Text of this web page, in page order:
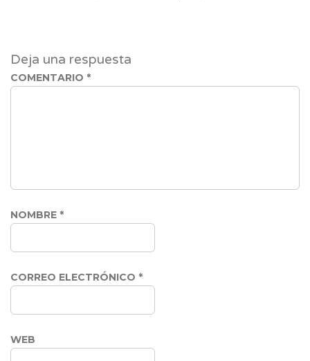
Deja una respuesta
COMENTARIO *
NOMBRE *
CORREO ELECTRÓNICO *
WEB